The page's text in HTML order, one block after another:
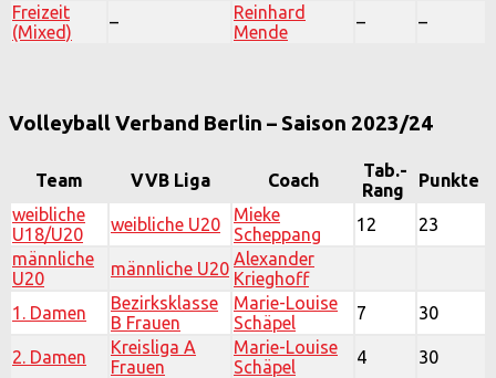
Freizeit
(Mixed)
–
Reinhard
Mende
– –
Volleyball Verband Berlin – Saison 2023/24
Team VVB Liga Coach
Tab.-
Rang
Punkte
weibliche
U18/U20
weibliche U20
Mieke
Scheppang
12
23
männliche
U20
männliche U20 Alexander
Krieghoff
1. Damen
Bezirksklasse
B Frauen
Marie-Louise
Schäpel
7 30
2. Damen
Kreisliga A
Frauen
Marie-Louise
Schäpel
4
30